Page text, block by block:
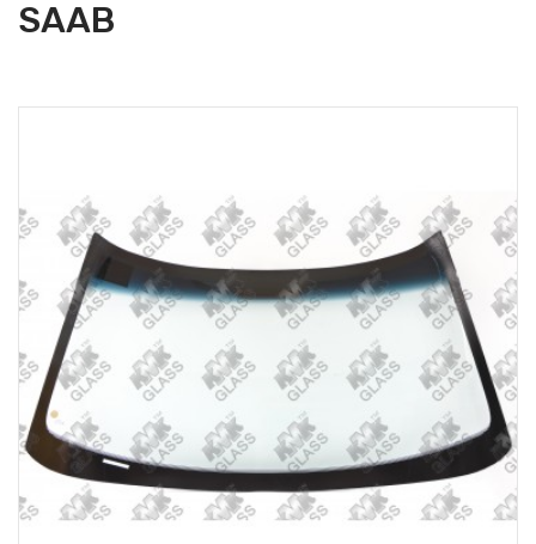
SAAB